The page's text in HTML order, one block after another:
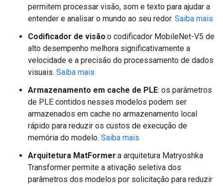
permitem processar visão, som e texto para ajudar a
entender e analisar o mundo ao seu redor. Saiba mais
Codificador de visão:o codificador MobileNet-V5 de
alto desempenho melhora significativamente a
velocidade e a precisão do processamento de dados
visuais. Saiba mais
Armazenamento em cache de PLE: os parâmetros
de PLE contidos nesses modelos podem ser
armazenados em cache no armazenamento local
rápido para reduzir os custos de execução de
memória do modelo. Saiba mais
Arquitetura MatFormer:a arquitetura Matryoshka
Transformer permite a ativação seletiva dos
parâmetros dos modelos por solicitação para reduzir